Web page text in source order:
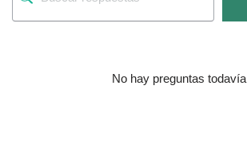
No hay preguntas todavía